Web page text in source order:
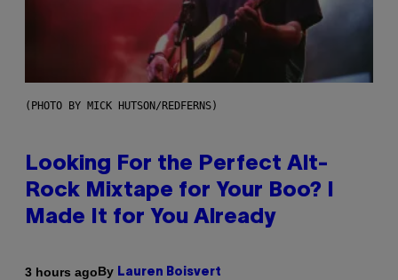
(PHOTO BY MICK HUTSON/REDFERNS)
Looking For the Perfect Alt-
Rock Mixtape for Your Boo? I
Made It for You Already
3 hours agoBy Lauren Boisvert